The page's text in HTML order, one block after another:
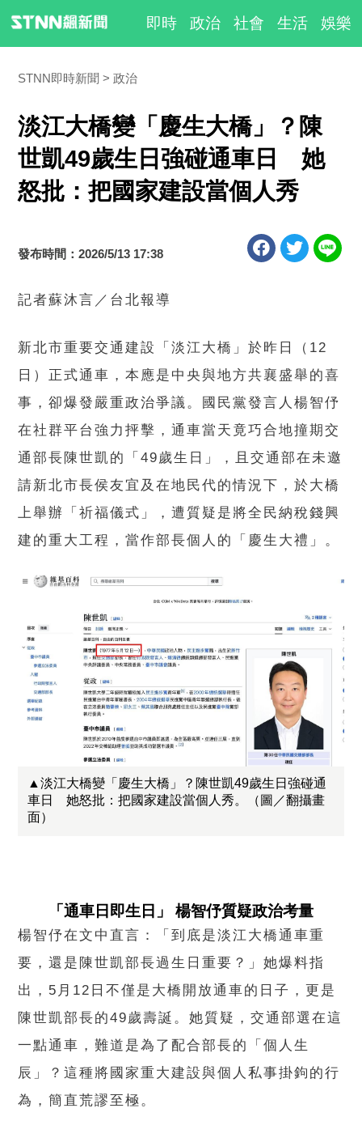
即時 政治 社會 生活 娛樂
STNN即時新聞 政治
淡江大橋變「慶生大橋」？陳
世凱49歲生日強碰通車日 她
怒批：把國家建設當個人秀
發布時間：2026/5/13 17:38
記者蘇沐言／台北報導
新北市重要交通建設「淡江大橋」於昨日（12
日）正式通車，本應是中央與地方共襄盛舉的喜
事，卻爆發嚴重政治爭議。國民黨發言人楊智伃
在社群平台強力抨擊，通車當天竟巧合地撞期交
通部長陳世凱的「49歲生日」，且交通部在未邀
請新北市長侯友宜及在地民代的情況下，於大橋
上舉辦「祈福儀式」，遭質疑是將全民納稅錢興
建的重大工程，當作部長個人的「慶生大禮」。
▲淡江大橋變「慶生大橋」？陳世凱49歲生日強碰通
車日 她怒批：把國家建設當個人秀。（圖／翻攝畫
面）
「通車日即生日」 楊智伃質疑政治考量
楊智伃在文中直言：「到底是淡江大橋通車重
要，還是陳世凱部長過生日重要？」她爆料指
出，5月12日不僅是大橋開放通車的日子，更是
陳世凱部長的49歲壽誕。她質疑，交通部選在這
一點通車，難道是為了配合部長的「個人生
辰」？這種將國家重大建設與個人私事掛鉤的行
為，簡直荒謬至極。